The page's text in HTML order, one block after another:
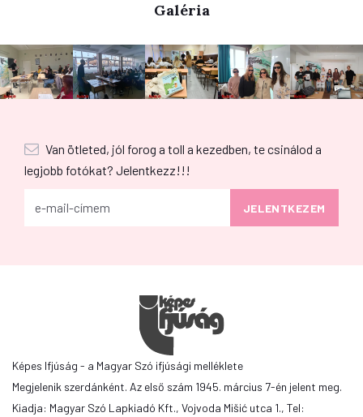
Galéria
Van ötleted, jól forog a toll a kezedben, te csinálod a
legjobb fotókat? Jelentkezz!!!
Képes Ifjúság - a Magyar Szó ifjúsági melléklete
Megjelenik szerdánként. Az első szám 1945. március 7-én jelent meg.
Kiadja: Magyar Szó Lapkiadó Kft., Vojvoda Mišić utca 1., Tel: